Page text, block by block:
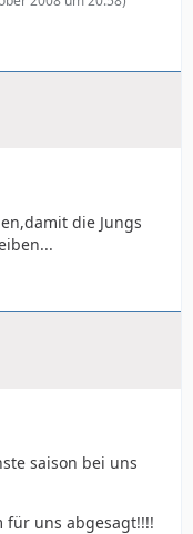
die Jungs
saison bei uns
uns abgesagt!!!!